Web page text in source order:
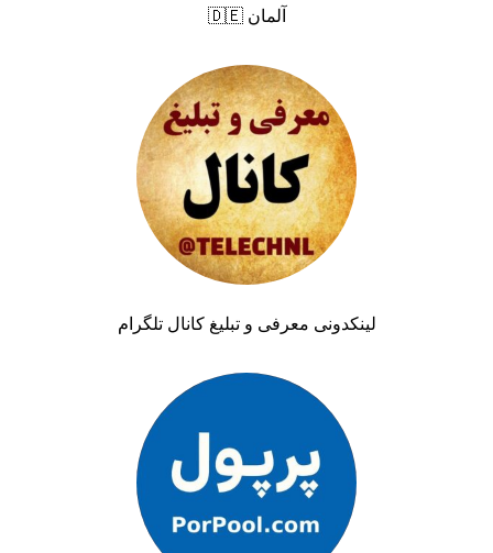
آلمان 🇩🇪
لینکدونی معرفی و تبلیغ کانال تلگرام